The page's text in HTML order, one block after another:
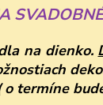
na dienko.
o termíne